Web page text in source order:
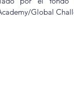
Global